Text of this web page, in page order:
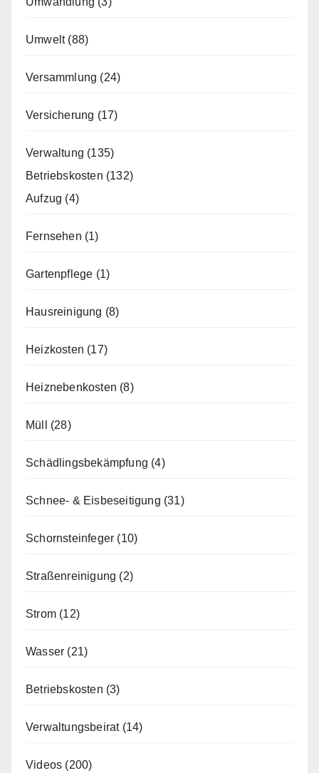
Umwelt(88)
Versammlung (24)
Versicherung (17)
Verwaltung (135)
Betriebskosten (132)
Aufzug (4)
Fernsehen (1)
Gartenpflege (1)
Hausreinigung (8)
Heizkosten (17)
Heiznebenkosten (8)
Müll (28)
Schädlingsbekämpfung (4)
Schnee- & Eisbeseitigung (31)
Schornsteinfeger (10)
Straßenreinigung (2)
Strom (12)
Wasser (21)
Betriebskosten (3)
Verwaltungsbeirat(14)
Videos (200)